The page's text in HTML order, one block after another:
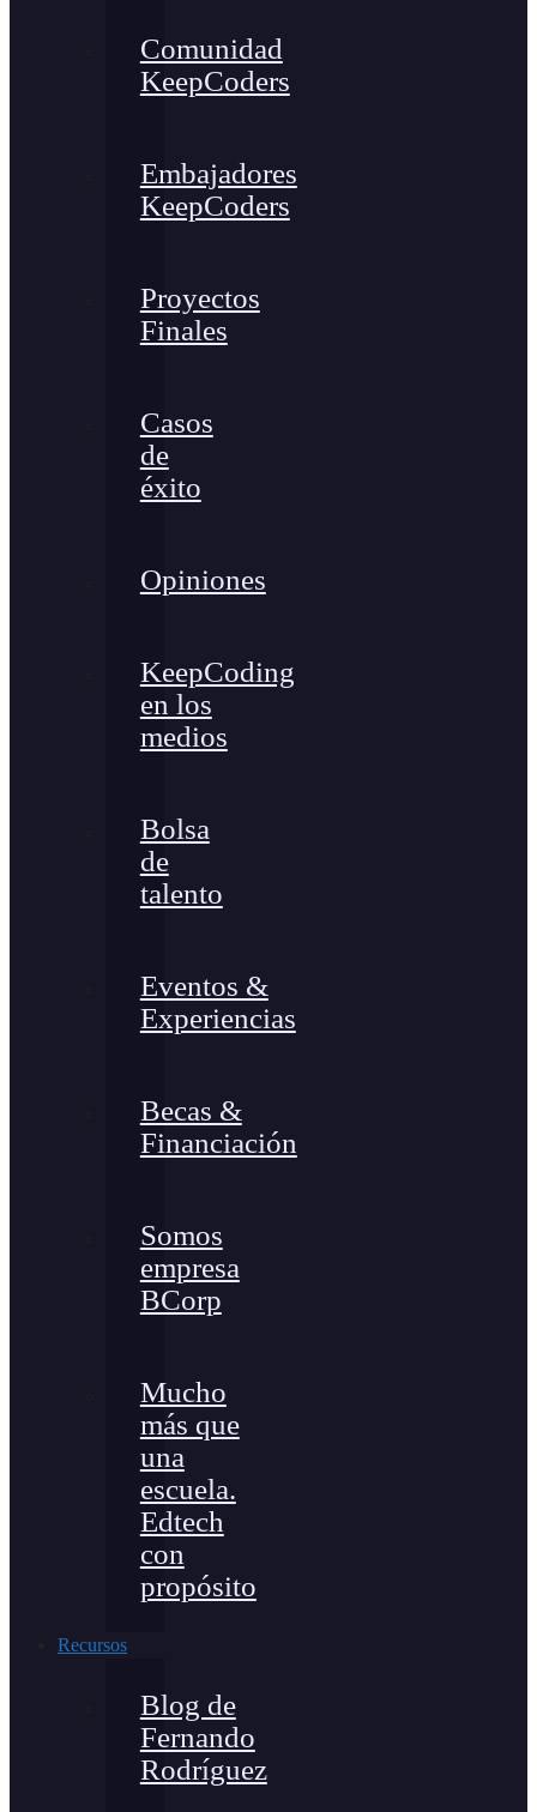
Comunidad
KeepCoders
Embajadores
KeepCoders
Proyectos
Finales
Casos
de
éxito
Opiniones
KeepCoding
en los
medios
Bolsa
de
talento
Eventos &
Experiencias
Becas &
Financiación
Somos
empresa
BCorp
Mucho
más que
una
escuela.
Edtech
con
propósito
Recursos
Blog de
Fernando
Rodríguez